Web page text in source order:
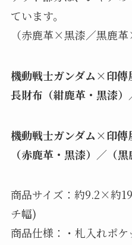
ています。
（赤鹿革×黒漆／黒鹿
機動戦士ガンダム×印
長財布（紺鹿革・黒漆）
機動戦士ガンダム×印
（赤鹿革・黒漆）／（黒
商品サイズ：約9.2×
チ幅)
商品仕様：・札入れポ